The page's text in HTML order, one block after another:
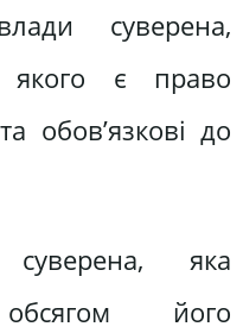
суверена,
якого є право
обов’язкові до
яка
обсягом його